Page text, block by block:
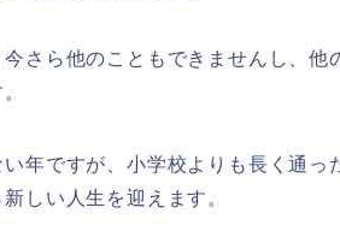
さら他のこともできませんし、他
年ですが、小学校よりも長く通っ
しい人生を迎えます。